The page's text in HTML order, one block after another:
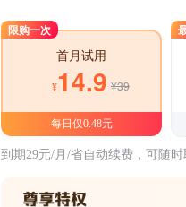
限购一次
首月试用
¥14.9 ¥39
每日仅0.48元
到期29元/月/省自动续费，可随时